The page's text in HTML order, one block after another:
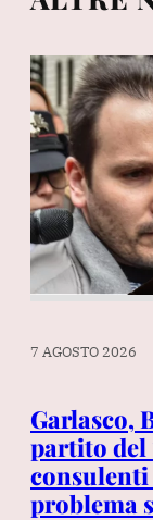
7 AGOSTO 2026
Garlasco,
partito del
problema